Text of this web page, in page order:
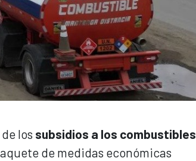
los subsidios a los combustibles
de medidas económicas